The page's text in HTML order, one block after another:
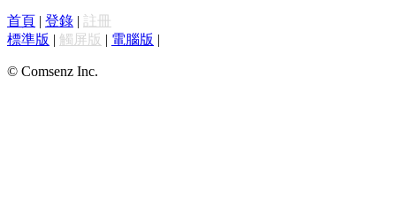
首頁 | 登錄 | 註冊
標準版 | 觸屏版 | 電腦版 |
© Comsenz Inc.